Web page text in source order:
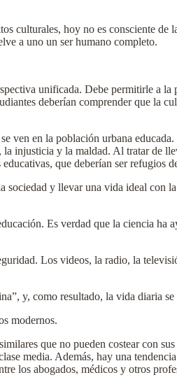
culturales, hoy no es consciente de
a uno un ser humano completo.
unificada. Debe permitirle a la
deberían comprender que la
ven en la población urbana
injusticia y la maldad. Al tratar de
que deberían ser refugios
sociedad y llevar una vida ideal con
Es verdad que la ciencia ha
Los videos, la radio, la
y, como resultado, la vida diaria se
modernos.
que no pueden costear con
media. Además, hay una
los abogados, médicos y otros